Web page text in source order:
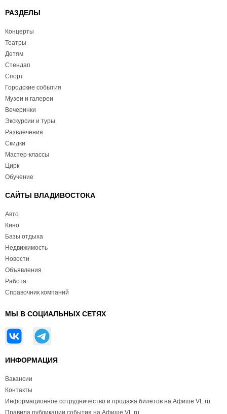
РАЗДЕЛЫ
Концерты
Театры
Детям
Стендап
Спорт
Городские события
Музеи и галереи
Вечеринки
Экскурсии и туры
Развлечения
Скидки
Мастер-классы
Цирк
Обучение
САЙТЫ ВЛАДИВОСТОКА
Авто
Кино
Базы отдыха
Недвижимость
Новости
Объявления
Работа
Справочник компаний
МЫ В СОЦИАЛЬНЫХ СЕТЯХ
ИНФОРМАЦИЯ
Вакансии
Контакты
Информационное сотрудничество и продажа билетов на Афише VL.ru
Правила публикации события на Афише VL.ru